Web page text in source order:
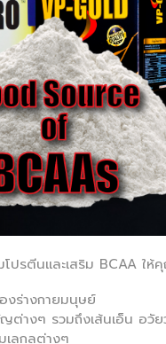
โปรตีนและเสริม BCAA ให้
งร่างกายมนุษย์
างๆ รวมถึงเส้นเอ็น อวัย
เลกุลต่างๆ